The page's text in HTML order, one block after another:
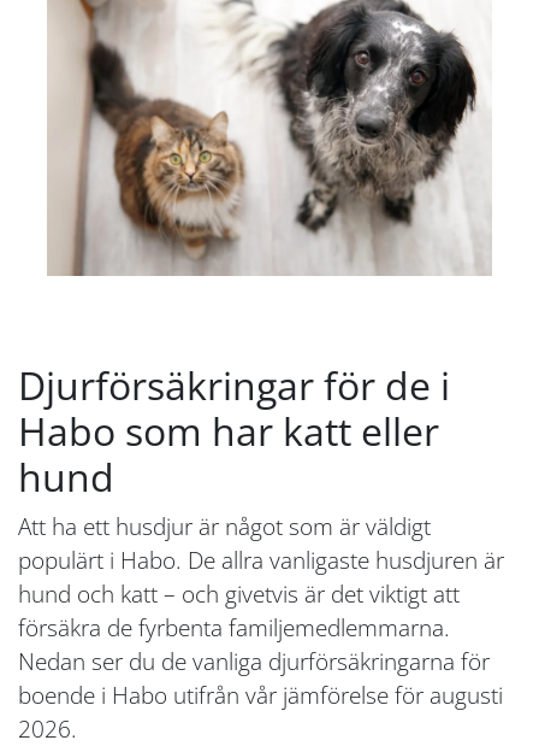
Djurförsäkringar för de i
Habo som har katt eller
hund
Att ha ett husdjur är något som är väldigt
populärt i Habo. De allra vanligaste husdjuren är
hund och katt – och givetvis är det viktigt att
försäkra de fyrbenta familjemedlemmarna.
Nedan ser du de vanliga djurförsäkringarna för
boende i Habo utifrån vår jämförelse för augusti
2026.